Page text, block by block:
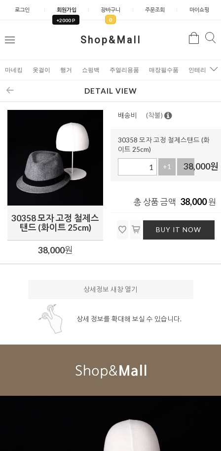
로그인 회원가입
+2000 P
장바구니
0
주문조회 마이쇼핑
Shop&Mall
메
검
마네킹 옷걸이 행거 쇼핑백 주얼리용품 매장필수품 인테리어소
DETAIL VIEW
30358 모자 고정 철제스
탠드 (화이트 25cm)
38,000원
배송비 (착불)
30358 모자 고정 철제스탠드 (화
이트 25cm)
+1 -1
38,000원
총 상품 금액 38,000원
BUY IT NOW
상세정보 새창 열기
상세 정보를 확대해 보실 수 있습니다.